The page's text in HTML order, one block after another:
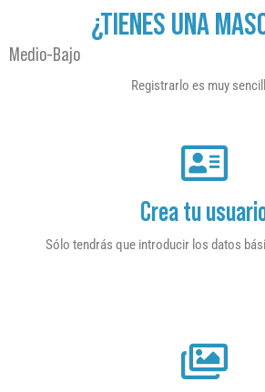
¿TIENES UNA
Medio-Bajo
Registrarlo es muy
Crea tu
Sólo tendrás que introducir los datos